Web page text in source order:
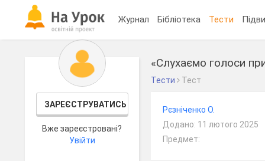
Журнал Бібліотека Тести
ЗАРЕЄСТРУВАТИСЬ
Вже зареєстровані?
Увійти
«Слухаємо голоси
Тести Тест
Рєзніченко О.
Додано: 11 лютого 2025
Предмет: